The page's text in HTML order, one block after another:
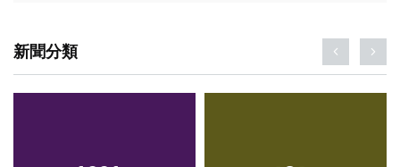
新聞分類